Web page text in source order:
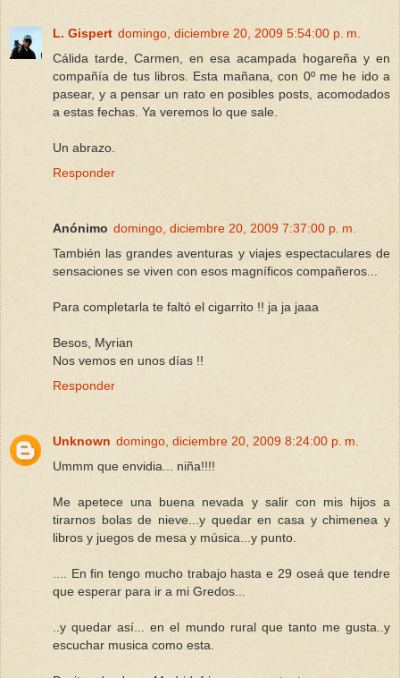
L. Gispert domingo, diciembre 20, 2009 5:54:00 p. m.
Cálida tarde, Carmen, en esa acampada hogareña y en
compañía de tus libros. Esta mañana, con 0º me he ido a
pasear, y a pensar un rato en posibles posts, acomodados
a estas fechas. Ya veremos lo que sale.
Un abrazo.
Responder
Anónimo domingo, diciembre 20, 2009 7:37:00 p. m.
También las grandes aventuras y viajes espectaculares de
sensaciones se viven con esos magníficos compañeros...
Para completarla te faltó el cigarrito !! ja ja jaaa
Besos, Myrian
Nos vemos en unos días !!
Responder
Unknown domingo, diciembre 20, 2009 8:24:00 p. m.
Ummm que envidia... niña!!!!
Me apetece una buena nevada y salir con mis hijos a
tirarnos bolas de nieve...y quedar en casa y chimenea y
libros y juegos de mesa y música...y punto.
.... En fin tengo mucho trabajo hasta e 29 oseá que tendre
que esperar para ir a mi Gredos...
..y quedar así... en el mundo rural que tanto me gusta..y
escuchar musica como esta.